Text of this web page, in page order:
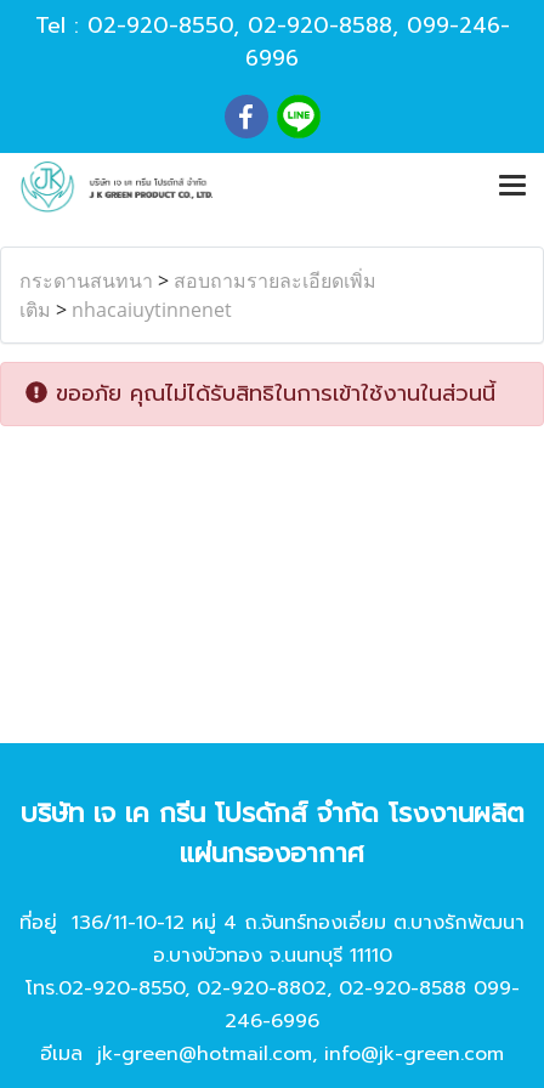
Tel : 02-920-8550, 02-920-8588, 099-246-
6996
กระดานสนทนา > สอบถามรายละเอียดเพิ่ม
เติม > nhacaiuytinnenet
ขออภัย คุณไม่ได้รับสิทธิในการเข้าใช้งานในส่วนนี้
บริษัท เจ เค กรีน โปรดักส์ จํากัด โรงงานผลิต
แผ่นกรองอากาศ
ที่อยู่ 136/11-10-12 หมู่ 4 ถ.จันทร์ทองเอี่ยม ต.บางรักพัฒนา
อ.บางบัวทอง จ.นนทบุรี 11110
โทร.02-920-8550, 02-920-8802, 02-920-8588 099-
246-6996
อีเมล jk-green@hotmail.com, info@jk-green.com